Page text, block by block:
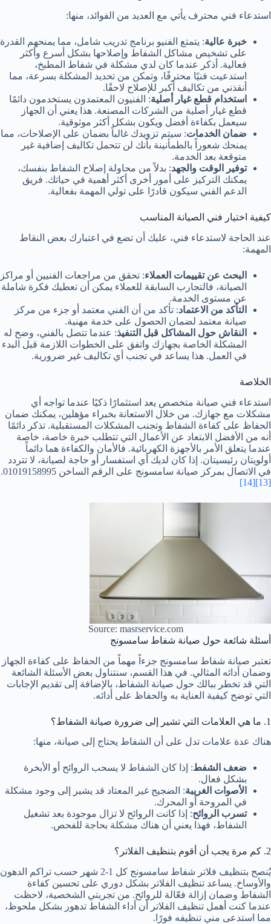
استدعاء فني محترف يأتي مع العديد من الفوائد، منها:
خبرة عالية: يتمتع الفنيو برنامج تدريب شامل، مما يمنحهم القدرة
على تشخيص مشاكل الشفاط وإصلاحها بشكل أسرع وأكثر
فعالية. أذكر عندما كان لدي مشكلة في شفاط المطبخ،
استدعيت فنيًا محترفًا، وتمكن من تحديد المشكلة بسرعة، مما
أنقذني من تكاليف أكبر للإصلاح لاحقًا.
استخدام قطع غيار أصلية: الفنيون المعتمدون يستخدمون دائمًا
قطع غيار أصلية من الشركات المصنعة. هذا يعني أن الجهاز
سيعمل بكفاءة أفضل ويكون بشكل أكثر موثوقية.
ضمان الخدمات: سيتم تزويدك غالباً بضمان على الإصلاحات، مما
يمنحك شعوراً بالطمأنينة بأنك لن تتحمل تكاليف إضافية غير
متوقعة بعد الخدمة.
توفير الوقت والجهد: بدلاً من محاولة إصلاح الشفاط بنفسك،
يمكنك التركيز على أمور أخرى أكثر أهمية في حياتك. فريق
الدعم الفني سيكون قادرًا على تولي المهمة بفعالية.
كيفية اختيار فني الصيانة المناسب
عند الحاجة لاستدعاء فني، عليك أن تضع في اعتبارك بعض النقاط
المهمة:
البحث عن تقييمات العملاء: تحقق من مراجعات الفنيين أو مراكز
الصيانة، فالتجارب السابقة للعملاء يمكن أن تعطيك فكرة شاملة
عن مستوى الخدمة.
التأكد من الاعتماد: تأكد من أن الفني معتمد أو جزء من مركز
صيانة معتمد لضمان الحصول على خدمة مهنية.
النقاش حول المشاكل قبل التنفيذ: عندما تتصل بالفني، وضح له
المشكلة الخاصة بجهازك واتفق على الخطوات اللازمة قبل البدء
في العمل. هذا يساعد في تجنب أي تكاليف غير ضرورية.
الخلاصة
استدعاء فني صيانة متخصص يعد استثمارًا ذكيًا عندما تواجه أي
مشكلات مع جهازك. من خلال الاستعانة بخبراء مؤهلين، يمكنك ضمان
الحفاظ على كفاءة الشفاط وتجنب المشكلات المستقبلية. تذكر دائمًا
أنه من الأفضل الابتعاد عن الأعمال التي تتطلب خبرة خاصة، خاصة
عندما يتعلق الأمر بالأجهزة الكهربائية. فالأمان والكفاءة هما دائماً
أولويتان رئيسيتان. إذا كان لديك أي استفسار أو حاجة لصيانة، لا تتردد
في الاتصال بمركز صيانة سامسونج على الرقم الساخن 01019158995.
[13]
[14]
Source: masrservice.com
أسئلة شائعة حول صيانة شفاط سامسونج
تعتبر صيانة شفاط سامسونج جزءاً مهماً من الحفاظ على كفاءة الجهاز
وضمان أدائه المثالي. في هذا القسم، سنتناول بعض الأسئلة الشائعة
التي قد تخطر ببالك حول صيانة الشفاط، بالإضافة إلى تقديم الإجابات
التي توضح كيفية العناية به والحفاظ على أدائه.
1. ما هي العلامات التي تشير إلى ضرورة صيانة الشفاط؟
هناك عدة علامات تدل على أن الشفاط يحتاج إلى صيانة، منها:
ضعف الشفط: إذا كان الشفاط لا يسحب الروائح أو الأبخرة
بشكل فعال.
الأصوات الغريبة: الضجيج غير المعتاد قد يشير إلى وجود مشكلة
في المروحة أو المحرك.
تسرب الروائح: إذا كانت الروائح لا تزال موجودة بعد تشغيل
الشفاط، فهذا يعني أن هناك مشكلة بحاجة للفحص.
2. كم مرة يجب أن أقوم بتنظيف الفلاتر؟
يُنصح بتنظيف فلاتر شفاط سامسونج كل 1-2 شهر حسب تراكم الدهون
والأوساخ. يساعد تنظيف الفلاتر بشكل دوري على تحسين كفاءة
الشفاط وضمان إزالة فعّالة للروائح. من تجربتي الشخصية، لاحظت
عندما كنت أهمل تنظيف الفلاتر أن أداء الشفاط تدهور بشكل ملحوظ،
مما استدعى مني تنظيفه فورًا.